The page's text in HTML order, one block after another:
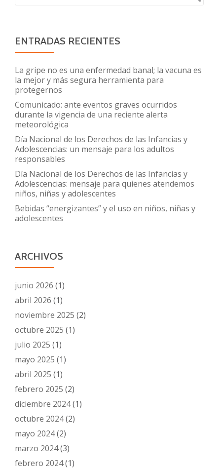
inmunización
adolescentes
ENTRADAS RECIENTES
La gripe no es una enfermedad banal; la vacuna es
la mejor y más segura herramienta para
protegernos
Comunicado: ante eventos graves ocurridos
durante la vigencia de una reciente alerta
meteorológica
Día Nacional de los Derechos de las Infancias y
Adolescencias: un mensaje para los adultos
responsables
Día Nacional de los Derechos de las Infancias y
Adolescencias: mensaje para quienes atendemos
niños, niñas y adolescentes
Bebidas “energizantes” y el uso en niños, niñas y
adolescentes
ARCHIVOS
junio 2026 (1)
abril 2026 (1)
noviembre 2025 (2)
octubre 2025 (1)
julio 2025 (1)
mayo 2025 (1)
abril 2025 (1)
febrero 2025 (2)
diciembre 2024(1)
octubre 2024(2)
mayo 2024(2)
marzo 2024(3)
febrero 2024(1)